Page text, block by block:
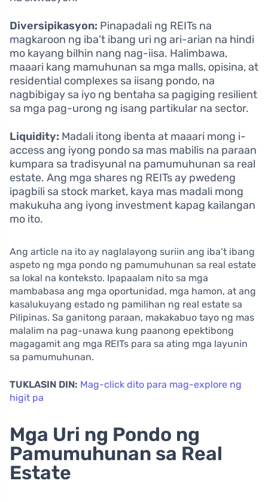
Diversipikasyon: Pinapadali ng REITs na
magkaroon ng iba’t ibang uri ng ari-arian na hindi
mo kayang bilhin nang nag-iisa. Halimbawa,
maaari kang mamuhunan sa mga malls, opisina, at
residential complexes sa iisang pondo, na
nagbibigay sa iyo ng bentaha sa pagiging resilient
sa mga pag-urong ng isang partikular na sector.
Liquidity: Madali itong ibenta at maaari mong i-
access ang iyong pondo sa mas mabilis na paraan
kumpara sa tradisyunal na pamumuhunan sa real
estate. Ang mga shares ng REITs ay pwedeng
ipagbili sa stock market, kaya mas madali mong
makukuha ang iyong investment kapag kailangan
mo ito.
Ang article na ito ay naglalayong suriin ang iba’t ibang
aspeto ng mga pondo ng pamumuhunan sa real estate
sa lokal na konteksto. Ipapaalam nito sa mga
mambabasa ang mga oportunidad, mga hamon, at ang
kasalukuyang estado ng pamilihan ng real estate sa
Pilipinas. Sa ganitong paraan, makakabuo tayo ng mas
malalim na pag-unawa kung paanong epektibong
magagamit ang mga REITs para sa ating mga layunin
sa pamumuhunan.
TUKLASIN DIN: Mag-click dito para mag-explore ng
higit pa
Mga Uri ng Pondo ng
Pamumuhunan sa Real
Estate